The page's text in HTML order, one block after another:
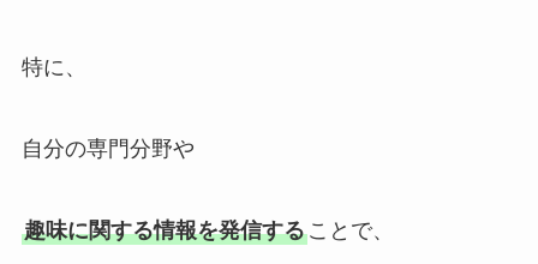
特に、
自分の専門分野や
趣味に関する情報を発信することで、